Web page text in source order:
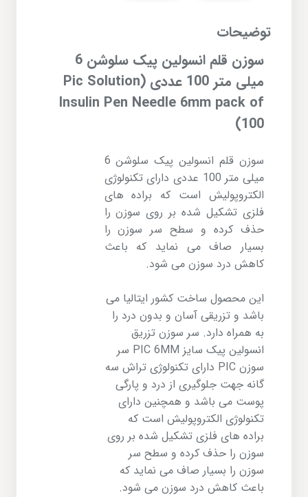
توضیحات
سوزن قلم انسولین پیک سلوشن 6
میلی متر 100 عددی (Pic Solution
Insulin Pen Needle 6mm pack of
100)
سوزن قلم انسولین پیک سلوشن 6
میلی متر 100 عددی دارای تکنولوژی
الکتروپولیش است که براده های
فلزی تشکیل شده بر روی سوزن را
حذف کرده و سطح سر سوزن را
بسیار صاف می نماید که باعث
کاهش درد سوزن می شود.
این محصول ساخت کشور ایتالیا می
باشد و تزریقی آسان و بدون درد را
به همراه دارد. سر سوزن تزریق
انسولین پیک سایز PIC 6MM سر
سوزن PIC دارای تکنولوژی تراش سه
گانه جهت جلوگیری از درد و پارگی
پوست می باشد و همچنین دارای
تکنولوژی الکتروپولیش است که
براده های فلزی تشکیل شده بر روی
سوزن را حذف کرده و سطح سر
سوزن را بسیار صاف می نماید که
باعث کاهش درد سوزن می شود.